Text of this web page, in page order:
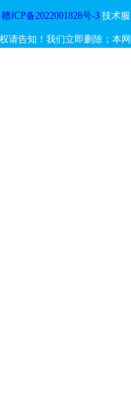
赣ICP备2022001828号-3技术服
请告知！我们立即删除；本